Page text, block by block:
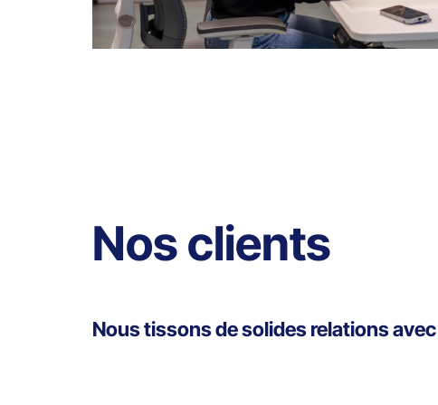
Nos clients
Nous tissons de solides relations avec